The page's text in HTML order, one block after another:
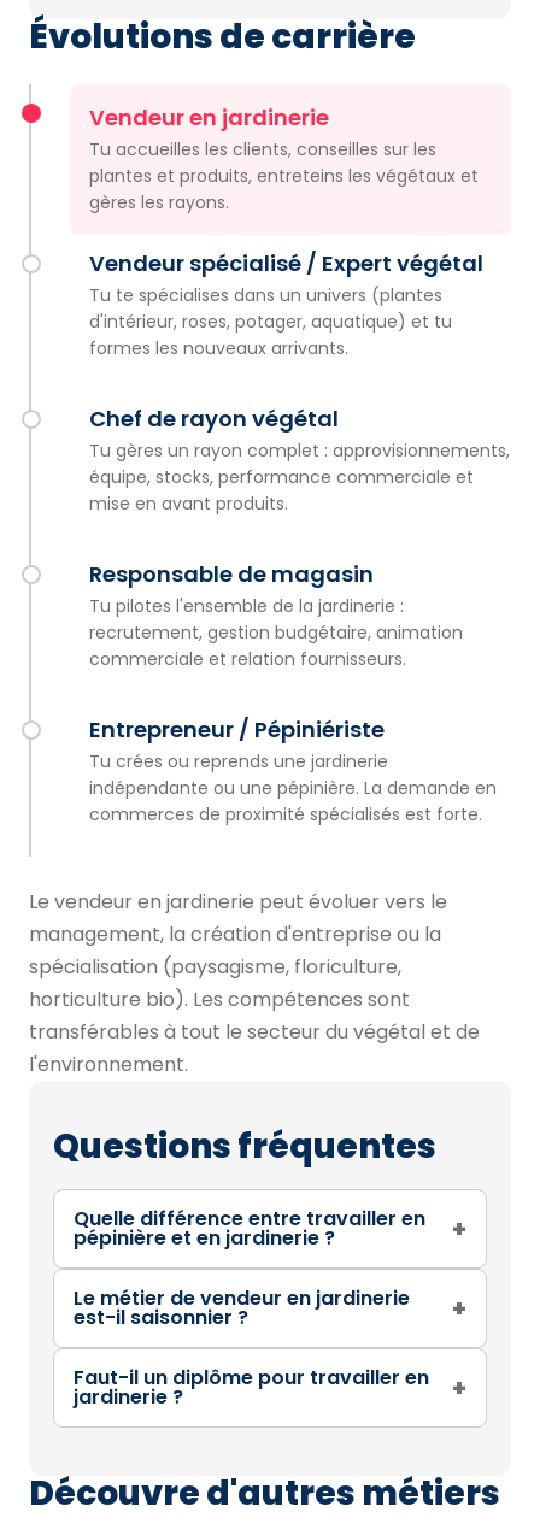
Évolutions de carrière
Vendeur en jardinerie
Tu accueilles les clients, conseilles sur les
plantes et produits, entreteins les végétaux et
gères les rayons.
Vendeur spécialisé / Expert végétal
Tu te spécialises dans un univers (plantes
d'intérieur, roses, potager, aquatique) et tu
formes les nouveaux arrivants.
Chef de rayon végétal
Tu gères un rayon complet : approvisionnements,
équipe, stocks, performance commerciale et
mise en avant produits.
Responsable de magasin
Tu pilotes l'ensemble de la jardinerie :
recrutement, gestion budgétaire, animation
commerciale et relation fournisseurs.
Entrepreneur / Pépiniériste
Tu crées ou reprends une jardinerie
indépendante ou une pépinière. La demande en
commerces de proximité spécialisés est forte.
Le vendeur en jardinerie peut évoluer vers le
management, la création d'entreprise ou la
spécialisation (paysagisme, floriculture,
horticulture bio). Les compétences sont
transférables à tout le secteur du végétal et de
l'environnement.
Questions fréquentes
Quelle différence entre travailler en
pépinière et en jardinerie ? +
Le métier de vendeur en jardinerie
est-il saisonnier ? +
Faut-il un diplôme pour travailler en
jardinerie ? +
Découvre d'autres métiers